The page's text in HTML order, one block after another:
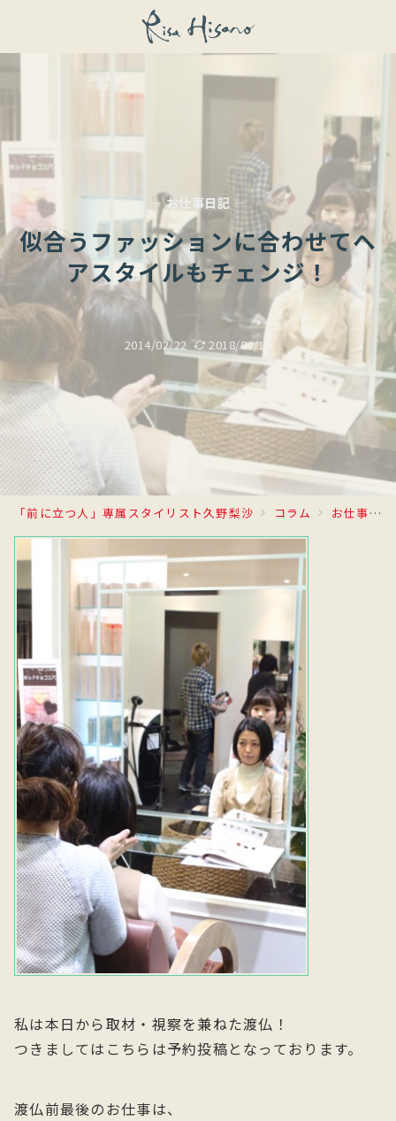
— お仕事日記 —
似合うファッションに合わせてヘ
アスタイルもチェンジ！
2014/02/22 2018/04/19
「前に立つ人」専属スタイリスト久野梨沙 コラム お仕事日記
私は本日から取材・視察を兼ねた渡仏！
つきましてはこちらは予約投稿となっております。
渡仏前最後のお仕事は、